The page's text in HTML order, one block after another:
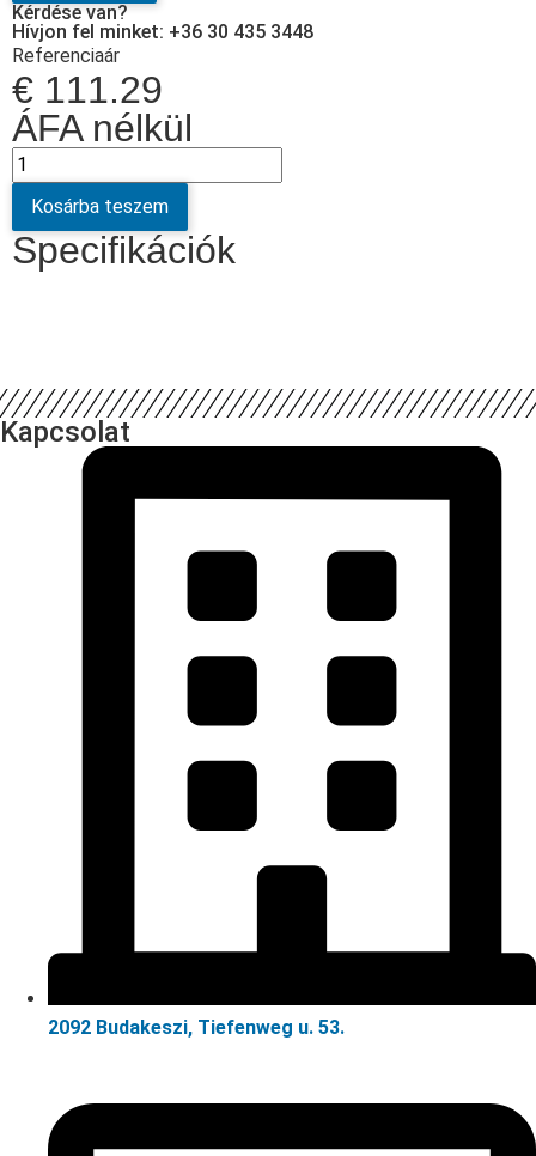
Kérdése van?
Hívjon fel minket: +36 30 435 3448
Referenciaár
€ 111.29
ÁFA nélkül
Kosárba teszem
Specifikációk
Kapcsolat
2092 Budakeszi, Tiefenweg u. 53.